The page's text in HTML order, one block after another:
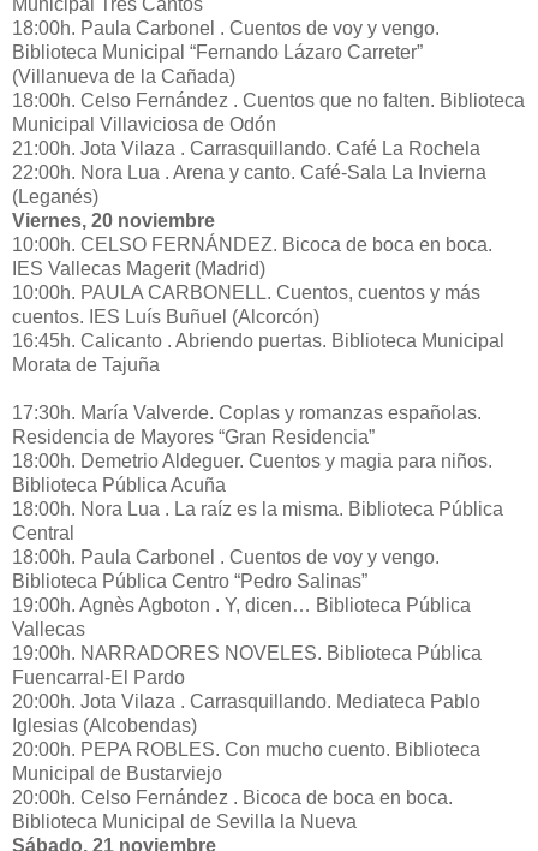
18:00h. Paula Carbonel . Cuentos de voy y vengo.
Biblioteca Municipal “Fernando Lázaro Carreter”
(Villanueva de la Cañada)
18:00h. Celso Fernández . Cuentos que no falten. Biblioteca
Municipal Villaviciosa de Odón
21:00h. Jota Vilaza . Carrasquillando. Café La Rochela
22:00h. Nora Lua . Arena y canto. Café-Sala La Invierna
(Leganés)
Viernes, 20 noviembre
10:00h. CELSO FERNÁNDEZ. Bicoca de boca en boca.
IES Vallecas Magerit (Madrid)
10:00h. PAULA CARBONELL. Cuentos, cuentos y más
cuentos. IES Luís Buñuel (Alcorcón)
16:45h. Calicanto . Abriendo puertas. Biblioteca Municipal
Morata de Tajuña
17:30h. María Valverde. Coplas y romanzas españolas.
Residencia de Mayores “Gran Residencia”
18:00h. Demetrio Aldeguer. Cuentos y magia para niños.
Biblioteca Pública Acuña
18:00h. Nora Lua . La raíz es la misma. Biblioteca Pública
Central
18:00h. Paula Carbonel . Cuentos de voy y vengo.
Biblioteca Pública Centro “Pedro Salinas”
19:00h. Agnès Agboton . Y, dicen… Biblioteca Pública
Vallecas
19:00h. NARRADORES NOVELES. Biblioteca Pública
Fuencarral-El Pardo
20:00h. Jota Vilaza . Carrasquillando. Mediateca Pablo
Iglesias (Alcobendas)
20:00h. PEPA ROBLES. Con mucho cuento. Biblioteca
Municipal de Bustarviejo
20:00h. Celso Fernández . Bicoca de boca en boca.
Biblioteca Municipal de Sevilla la Nueva
Sábado, 21 noviembre